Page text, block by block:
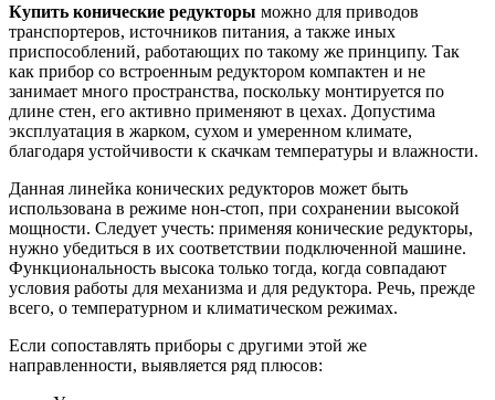
Купить конические редукторы можно для приводов
транспортеров, источников питания, а также иных
приспособлений, работающих по такому же принципу. Так
как прибор со встроенным редуктором компактен и не
занимает много пространства, поскольку монтируется по
длине стен, его активно применяют в цехах. Допустима
эксплуатация в жарком, сухом и умеренном климате,
благодаря устойчивости к скачкам температуры и влажности.
Данная линейка конических редукторов может быть
использована в режиме нон-стоп, при сохранении высокой
мощности. Следует учесть: применяя конические редукторы,
нужно убедиться в их соответствии подключенной машине.
Функциональность высока только тогда, когда совпадают
условия работы для механизма и для редуктора. Речь, прежде
всего, о температурном и климатическом режимах.
Если сопоставлять приборы с другими этой же
направленности, выявляется ряд плюсов: